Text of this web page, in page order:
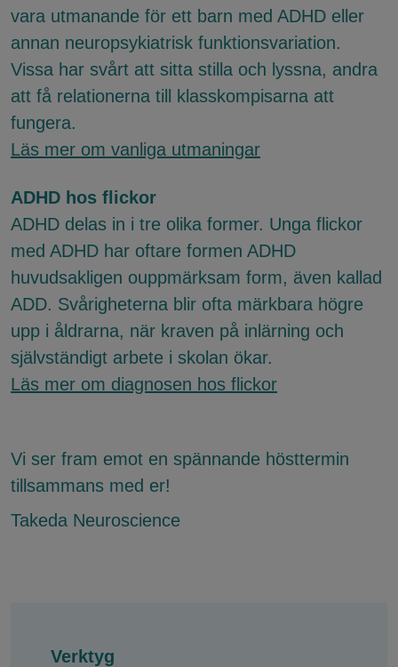
vara utmanande för ett barn med ADHD eller
annan neuropsykiatrisk funktionsvariation.
Vissa har svårt att sitta stilla och lyssna, andra
att få relationerna till klasskompisarna att
fungera.
Läs mer om vanliga utmaningar
ADHD hos flickor
ADHD delas in i tre olika former. Unga flickor
med ADHD har oftare formen ADHD
huvudsakligen ouppmärksam form, även kallad
ADD. Svårigheterna blir ofta märkbara högre
upp i åldrarna, när kraven på inlärning och
självständigt arbete i skolan ökar.
Läs mer om diagnosen hos flickor
Vi ser fram emot en spännande hösttermin
tillsammans med er!
Takeda Neuroscience
Verktyg